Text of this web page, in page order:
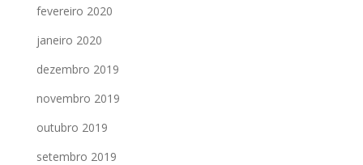
fevereiro 2020
janeiro 2020
dezembro 2019
novembro 2019
outubro 2019
setembro 2019